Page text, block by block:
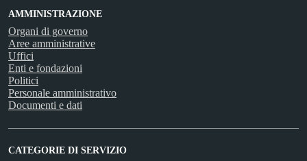
AMMINISTRAZIONE
Organi di governo
Aree amministrative
Uffici
Enti e fondazioni
Politici
Personale amministrativo
Documenti e dati
CATEGORIE DI SERVIZIO